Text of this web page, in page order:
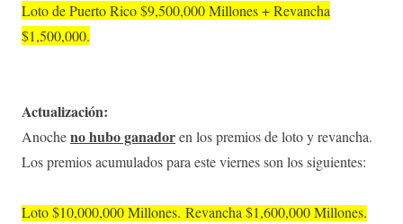
Loto de Puerto Rico $9,500,000 Millones + Revancha
$1,500,000.
Actualización:
Anocheno hubo ganadoren los premios de loto y revancha.
Los premios acumulados para este viernes son los siguientes:
Loto $10,000,000 Millones. Revancha $1,600,000 Millones.